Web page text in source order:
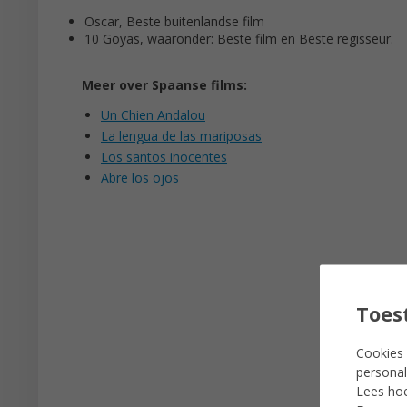
Oscar, Beste buitenlandse film
10 Goyas, waaronder: Beste film en Beste regisseur.
Meer over Spaanse films:
Un Chien Andalou
La lengua de las mariposas
Los santos inocentes
Abre los ojos
Lees